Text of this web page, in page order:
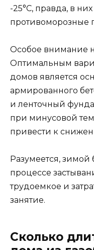
-25°C, правда, в
противоморозные
Особое внимание
Оптимальным
домов является
армированного
и ленточный
при минусовой
привести к
Разумеется, зимой
процессе
трудоемкое и
занятие.
Сколько